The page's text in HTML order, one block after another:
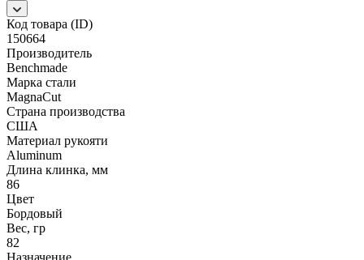
Код товара (ID)
150664
Производитель
Benchmade
Марка стали
MagnaCut
Страна производства
США
Материал рукояти
Aluminum
Длина клинка, мм
86
Цвет
Бордовый
Вес, гр
82
Назначение